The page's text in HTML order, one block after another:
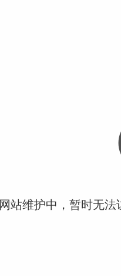
网站维护中，暂时无